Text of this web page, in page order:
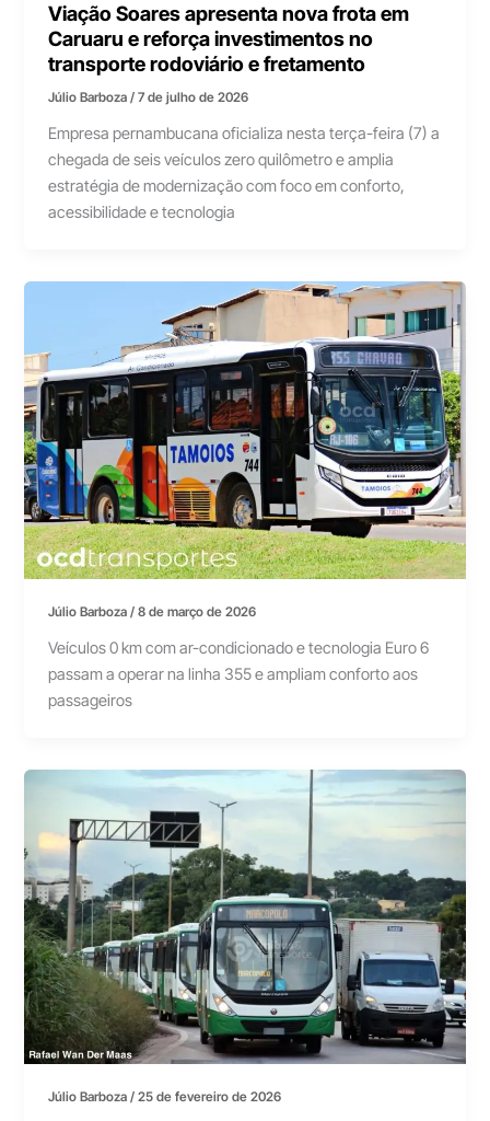
Viação Soares apresenta nova frota em
Caruaru e reforça investimentos no
transporte rodoviário e fretamento
Júlio Barboza/7 de julho de 2026
Empresa pernambucana oficializa nesta terça-feira (7) a
chegada de seis veículos zero quilômetro e amplia
estratégia de modernização com foco em conforto,
acessibilidade e tecnologia
Júlio Barboza/8 de março de 2026
Veículos 0 km com ar-condicionado e tecnologia Euro 6
passam a operar na linha 355 e ampliam conforto aos
passageiros
Júlio Barboza/25 de fevereiro de 2026